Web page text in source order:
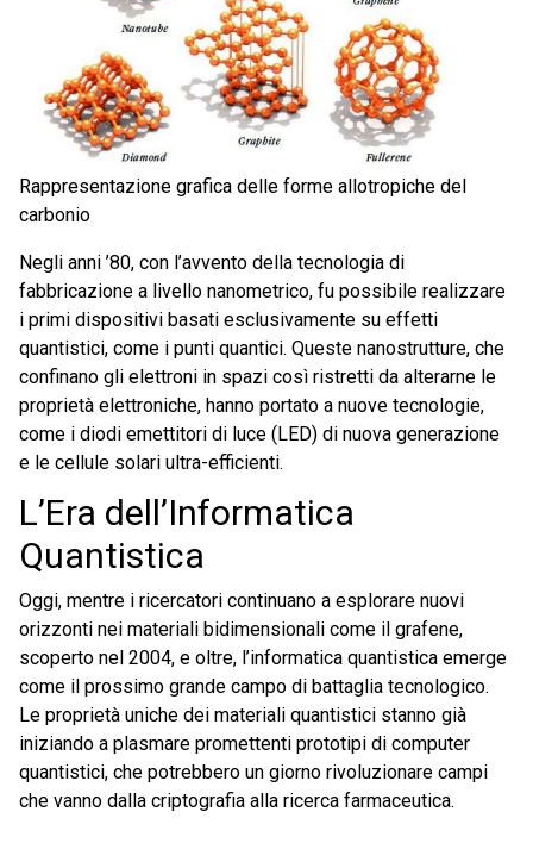
Rappresentazione grafica delle forme allotropiche del
carbonio
Negli anni ’80, con l’avvento della tecnologia di
fabbricazione a livello nanometrico, fu possibile realizzare
i primi dispositivi basati esclusivamente su effetti
quantistici, come i punti quantici. Queste nanostrutture, che
confinano gli elettroni in spazi così ristretti da alterarne le
proprietà elettroniche, hanno portato a nuove tecnologie,
come i diodi emettitori di luce (LED) di nuova generazione
e le cellule solari ultra-efficienti.
L’Era dell’Informatica
Quantistica
Oggi, mentre i ricercatori continuano a esplorare nuovi
orizzonti nei materiali bidimensionali come il grafene,
scoperto nel 2004, e oltre, l’informatica quantistica emerge
come il prossimo grande campo di battaglia tecnologico.
Le proprietà uniche dei materiali quantistici stanno già
iniziando a plasmare promettenti prototipi di computer
quantistici, che potrebbero un giorno rivoluzionare campi
che vanno dalla criptografia alla ricerca farmaceutica.